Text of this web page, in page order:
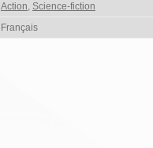
Action, Science-fiction
Français